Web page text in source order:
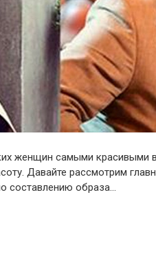
женщин самыми красивыми
Давайте рассмотрим
составлению образа…